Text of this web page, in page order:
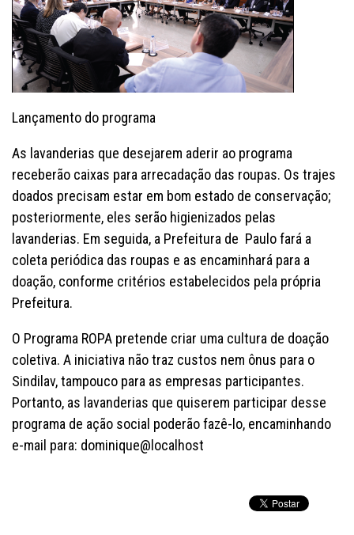
Lançamento do programa
As lavanderias que desejarem aderir ao programa
receberão caixas para arrecadação das roupas. Os trajes
doados precisam estar em bom estado de conservação;
posteriormente, eles serão higienizados pelas
lavanderias. Em seguida, a Prefeitura de Paulo fará a
coleta periódica das roupas e as encaminhará para a
doação, conforme critérios estabelecidos pela própria
Prefeitura.
O Programa ROPA pretende criar uma cultura de doação
coletiva. A iniciativa não traz custos nem ônus para o
Sindilav, tampouco para as empresas participantes.
Portanto, as lavanderias que quiserem participar desse
programa de ação social poderão fazê-lo, encaminhando
e-mail para: dominique@localhost